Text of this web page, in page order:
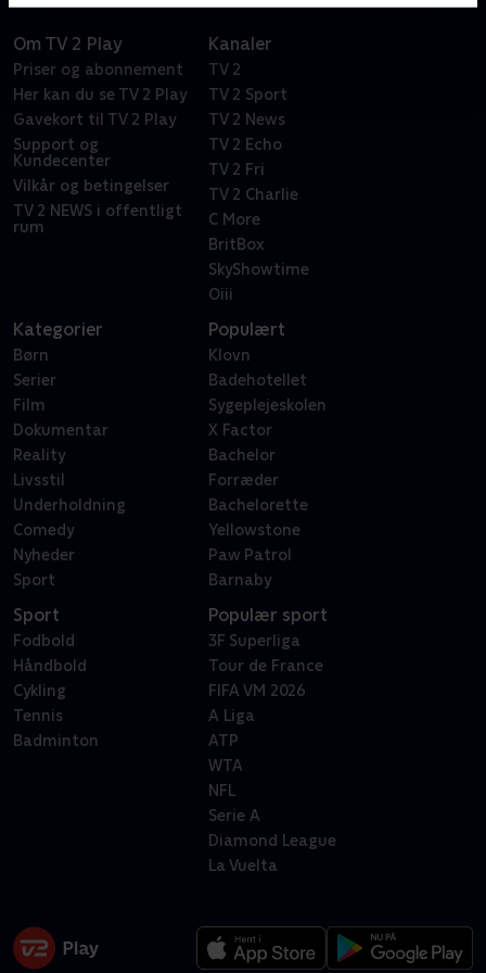
Om TV 2 Play
Priser og abonnement
Her kan du se TV 2 Play
Gavekort til TV 2 Play
Support og
Kundecenter
Vilkår og betingelser
TV 2 NEWS i offentligt
rum
Kanaler
TV 2
TV 2 Sport
TV 2 News
TV 2 Echo
TV 2 Fri
TV 2 Charlie
C More
BritBox
SkyShowtime
Oiii
Kategorier
Børn
Serier
Film
Dokumentar
Reality
Livsstil
Underholdning
Comedy
Nyheder
Sport
Populært
Klovn
Badehotellet
Sygeplejeskolen
X Factor
Bachelor
Forræder
Bachelorette
Yellowstone
Paw Patrol
Barnaby
Sport
Fodbold
Håndbold
Cykling
Tennis
Badminton
Populær sport
3F Superliga
Tour de France
FIFA VM 2026
A Liga
ATP
WTA
NFL
Serie A
Diamond League
La Vuelta